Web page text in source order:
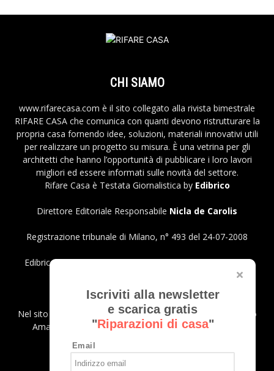
Iscriviti alla newsletter
e scarica gratis
"Riparazioni di casa"
Email
CHI SIAMO
www.rifarecasa.com è il sito collegato alla rivista bimestrale
RIFARE CASA che comunica con quanti devono ristrutturare la
propria casa fornendo idee, soluzioni, materiali innovativi utili
per realizzare un progetto su misura. È una vetrina per gli
architetti che hanno l’opportunità di pubblicare i loro lavori
migliori ed essere informati sulle novità del settore.
Rifare Casa è Testata Giornalistica by Edibrico
Direttore Editoriale Responsabile Nicla de Carolis
Registrazione tribunale di Milano, n° 493 del 24-07-2008
Edibrico srl - Viale Emilio Caldara, 44 - 20122 Milano P.iva
Privacy Policy
Nel sito sono presenti prodotti Amazon; in qualità di Affiliato
Amazon riceviamo un guadagno dagli acquisti idonei.